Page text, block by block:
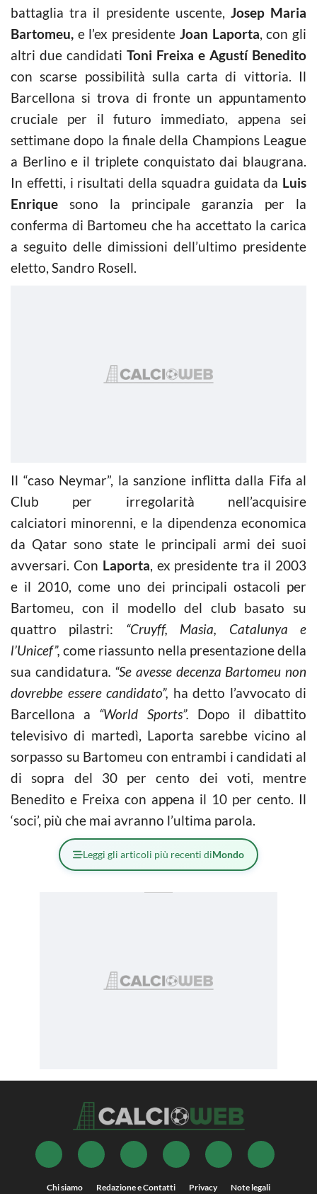
battaglia tra il presidente uscente, Josep Maria
Bartomeu, e l’ex presidente Joan Laporta, con gli
altri due candidati Toni Freixa e Agustí Benedito
con scarse possibilità sulla carta di vittoria. Il
Barcellona si trova di fronte un appuntamento
cruciale per il futuro immediato, appena sei
settimane dopo la finale della Champions League
a Berlino e il triplete conquistato dai blaugrana.
In effetti, i risultati della squadra guidata da Luis
Enrique sono la principale garanzia per la
conferma di Bartomeu che ha accettato la carica
a seguito delle dimissioni dell’ultimo presidente
eletto, Sandro Rosell.
Il “caso Neymar”, la sanzione inflitta dalla Fifa al
Club per irregolarità nell’acquisire
calciatori minorenni, e la dipendenza economica
da Qatar sono state le principali armi dei suoi
avversari. Con Laporta, ex presidente tra il 2003
e il 2010, come uno dei principali ostacoli per
Bartomeu, con il modello del club basato su
quattro pilastri: “Cruyff, Masia, Catalunya e
l’Unicef”, come riassunto nella presentazione della
sua candidatura. “Se avesse decenza Bartomeu non
dovrebbe essere candidato”, ha detto l’avvocato di
Barcellona a “World Sports”. Dopo il dibattito
televisivo di martedì, Laporta sarebbe vicino al
sorpasso su Bartomeu con entrambi i candidati al
di sopra del 30 per cento dei voti, mentre
Benedito e Freixa con appena il 10 per cento. Il
‘soci’, più che mai avranno l’ultima parola.
Leggi gli articoli più recenti diMondo
Chi siamo Redazione e Contatti Privacy Note legali